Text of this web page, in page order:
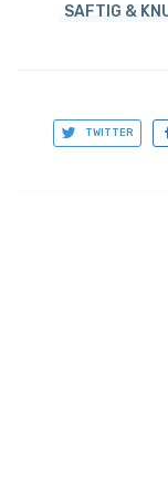
SAFTIG &
TWITTER